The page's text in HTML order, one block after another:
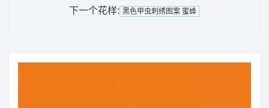
下一个花样: 黑色甲虫刺绣图案 蜜蜂